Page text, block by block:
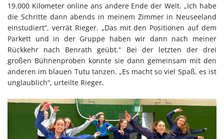
19.000 Kilometer online ans andere Ende der Welt. „Ich habe
die Schritte dann abends in meinem Zimmer in Neuseeland
einstudiert“, verrät Rieger. „Das mit den Positionen auf dem
Parkett und in der Gruppe haben wir dann nach meiner
Rückkehr nach Benrath geübt.“ Bei der letzten der drei
großen Bühnenproben konnte sie dann gemeinsam mit den
anderen im blauen Tutu tanzen. „Es macht so viel Spaß, es ist
unglaublich“, urteilte Rieger.